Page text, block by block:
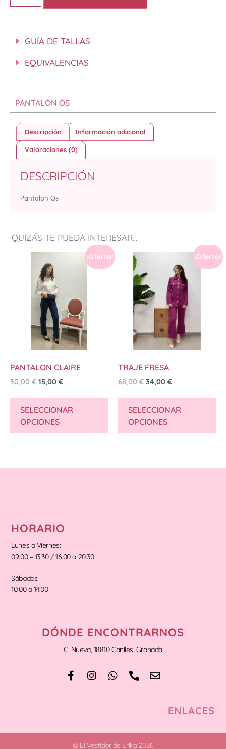
GUÍA DE TALLAS
EQUIVALENCIAS
¡QUIZÁS TE PUEDA INTERESAR...
¡Oferta!
PANTALON CLAIRE
30,00€ 15,00 €
SELECCIONAR
OPCIONES
¡Oferta!
TRAJE FRESA
68,00€ 34,00 €
SELECCIONAR
OPCIONES
PANTALON OS
Descripción Información adicional
Valoraciones (0)
DESCRIPCIÓN
Pantalon Os
HORARIO
Lunes a Viernes:
09:00 – 13:30 / 16:00 a 20:30
Sábados:
10:00 a 14:00
DÓNDE ENCONTRARNOS
C. Nueva, 18810 Caniles, Granada
ENLACES
© El Vestidor de Erika 2026